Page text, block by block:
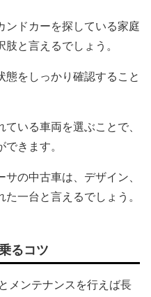
ンドカーを探している家庭
と言えるでしょう。
態をしっかり確認すること
いる車両を選ぶことで、
きます。
の中古車は、デザイン、
一台と言えるでしょう。
るコツ
メンテナンスを行えば長